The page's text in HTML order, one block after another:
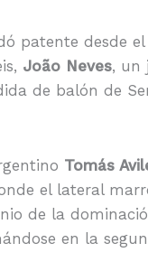
patente desde
João Neves, un
de balón de
Tomás
el lateral
de la
en la